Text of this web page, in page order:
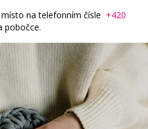
na telefonním čísle +420
pobočce.